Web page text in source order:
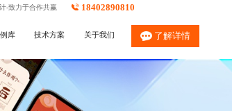
-致力于合作共赢 18402890810
库 技术方案 关于我们 了解详情